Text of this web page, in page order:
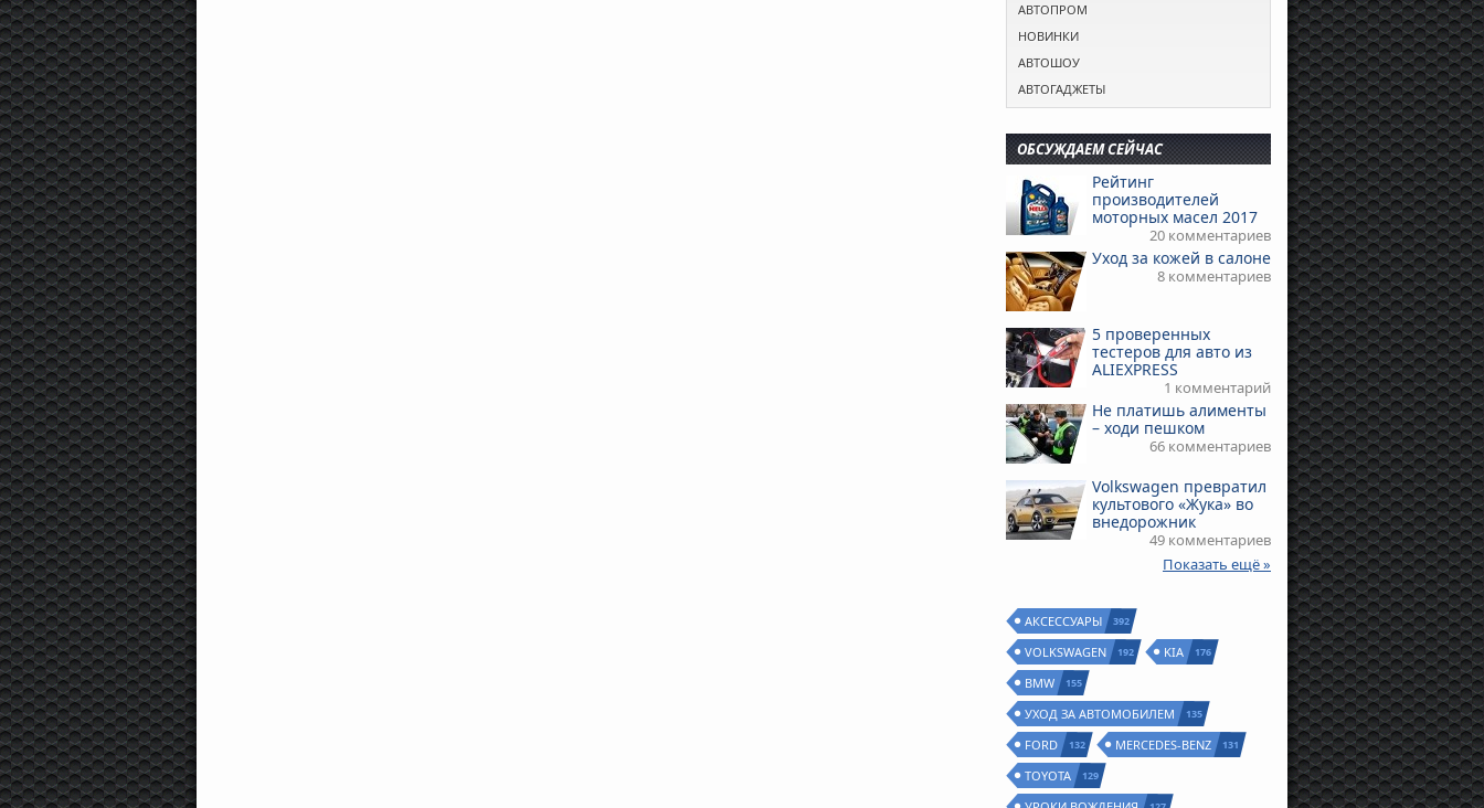
АВТОПРОМ
НОВИНКИ
АВТОШОУ
АВТОГАДЖЕТЫ
ОБСУЖДАЕМ СЕЙЧАС
Рейтинг
производителей
моторных масел 2017
20 комментариев
Уход за кожей в салоне
8 комментариев
5 проверенных
тестеров для авто из
ALIEXPRESS
1 комментарий
Не платишь алименты
– ходи пешком
66 комментариев
Volkswagen превратил
культового «Жука» во
внедорожник
49 комментариев
Показать ещё »
АКСЕССУАРЫ 392
VOLKSWAGEN 192 KIA 176
BMW 155
УХОД ЗА АВТОМОБИЛЕМ 135
FORD 132 MERCEDES-BENZ 131
TOYOTA 129